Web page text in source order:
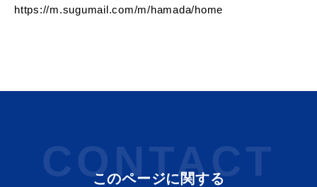
引っ越し・住まい 就職・退職
https://m.sugumail.com/m/hamada/home
CONTACT
このページに関する